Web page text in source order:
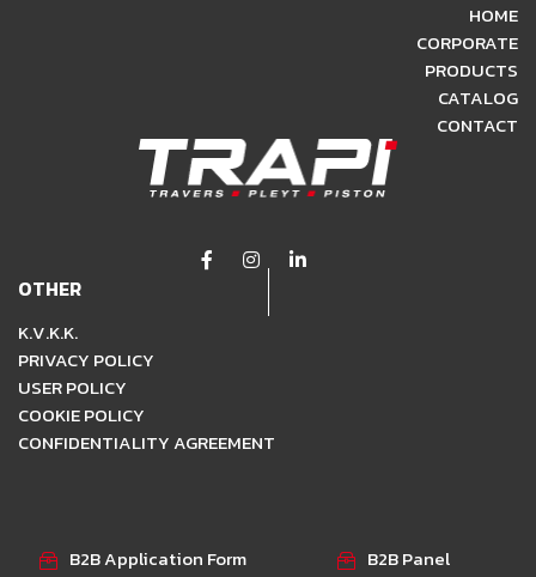
HOME
CORPORATE
PRODUCTS
CATALOG
CONTACT
OTHER
K.V.K.K.
PRIVACY POLICY
USER POLICY
COOKIE POLICY
CONFIDENTIALITY AGREEMENT
B2B Application Form B2B Panel